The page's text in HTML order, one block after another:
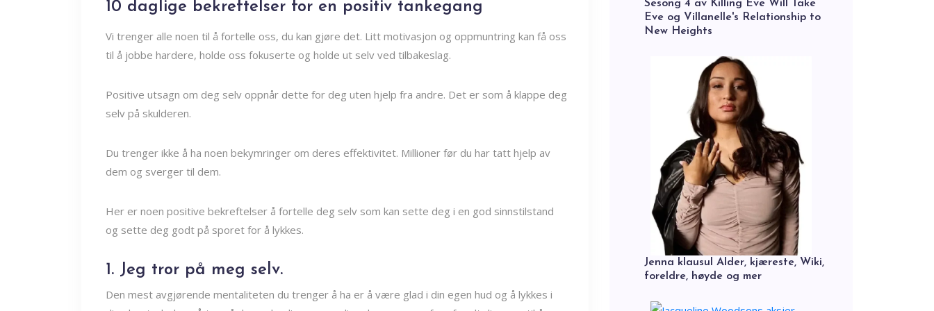
10 daglige bekreftelser for en positiv tankegang
Vi trenger alle noen til å fortelle oss, du kan gjøre det. Litt motivasjon og oppmuntring kan få oss
til å jobbe hardere, holde oss fokuserte og holde ut selv ved tilbakeslag.
Positive utsagn om deg selv oppnår dette for deg uten hjelp fra andre. Det er som å klappe deg
selv på skulderen.
Du trenger ikke å ha noen bekymringer om deres effektivitet. Millioner før du har tatt hjelp av
dem og sverger til dem.
Her er noen positive bekreftelser å fortelle deg selv som kan sette deg i en god sinnstilstand
og sette deg godt på sporet for å lykkes.
1. Jeg tror på meg selv.
Den mest avgjørende mentaliteten du trenger å ha er å være glad i din egen hud og å lykkes i
Sesong 4 av Killing Eve Will Take
Eve og Villanelle's Relationship to
New Heights
Jenna klausul Alder, kjæreste, Wiki,
foreldre, høyde og mer